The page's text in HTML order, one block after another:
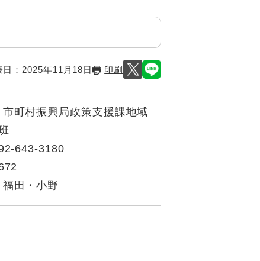
： 2025年11月18日 印刷
市町村振興局政策支援課地域
643-3180
福田・小野